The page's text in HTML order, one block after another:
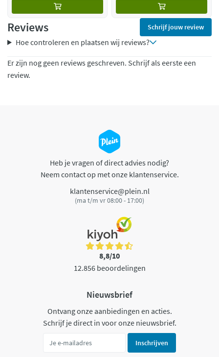
Reviews Schrijf jouw review
Hoe controleren en plaatsen wij reviews?
Er zijn nog geen reviews geschreven. Schrijf als eerste een
review.
Heb je vragen of direct advies nodig?
Neem contact op met onze klantenservice.
klantenservice@plein.nl
(ma t/m vr 08:00 - 17:00)
8,8/10
12.856 beoordelingen
Nieuwsbrief
Ontvang onze aanbiedingen en acties.
Schrijf je direct in voor onze nieuwsbrief.
Inschrijven